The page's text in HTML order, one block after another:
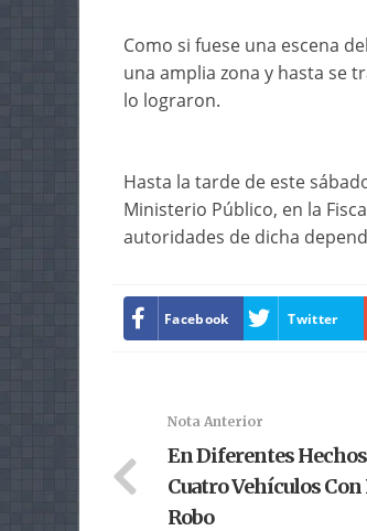
Como si fuese una escena
una amplia zona y hasta se
lo lograron.
Hasta la tarde de este
Ministerio Público, en la
autoridades de dicha
Facebook Twitter
Nota Anterior
En Diferentes
Cuatro Vehículos Con
Robo